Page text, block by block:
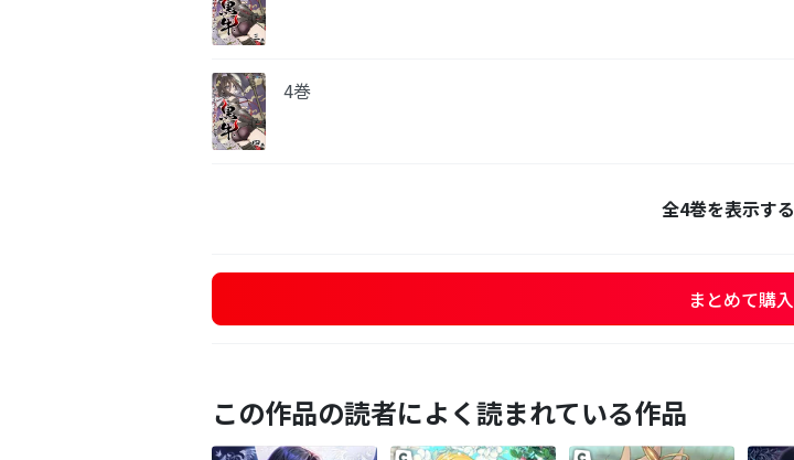
4巻
全4巻を表示する
まとめて購入
この作品の読者によく読まれている作品